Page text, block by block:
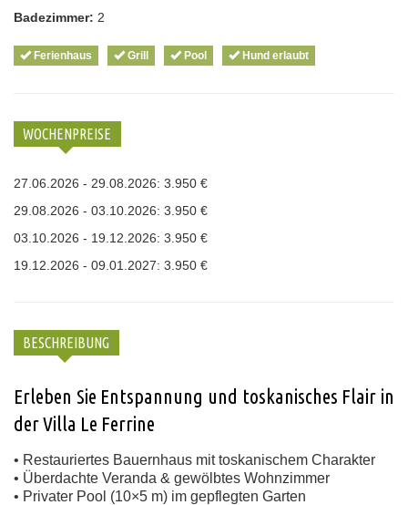
Badezimmer: 2
Ferienhaus Grill Pool Hund erlaubt
WOCHENPREISE
27.06.2026 - 29.08.2026: 3.950 €
29.08.2026 - 03.10.2026: 3.950 €
03.10.2026 - 19.12.2026: 3.950 €
19.12.2026 - 09.01.2027: 3.950 €
BESCHREIBUNG
Erleben Sie Entspannung und toskanisches Flair in
der Villa Le Ferrine
• Restauriertes Bauernhaus mit toskanischem Charakter
• Überdachte Veranda & gewölbtes Wohnzimmer
• Privater Pool (10×5 m) im gepflegten Garten